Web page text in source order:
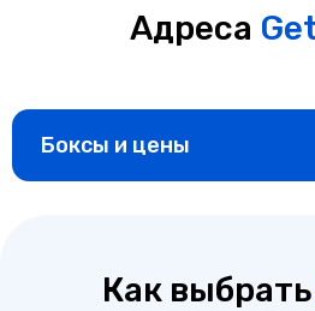
Адреса
Боксы и цены
Как выбрать